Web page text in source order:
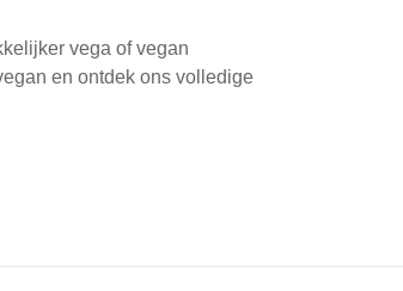
vega of vegan
en ontdek ons volledige